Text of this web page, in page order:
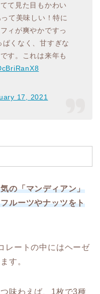
て見た目もかわい
て美味しい！特に
ィが爽やかですっ
ぱくなく、甘すぎな
す。これは来年も
17, 2021
の「マンディアン」
ルーツやナッツをト
レートの中にはヘーゼ
す。
味わえば、1枚で3種